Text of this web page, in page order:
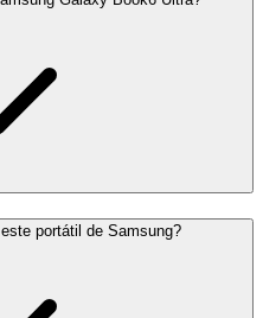
portátil de Samsung?